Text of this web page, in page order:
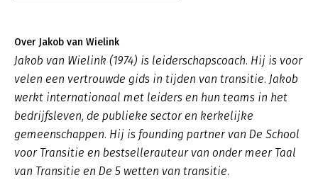
Over Jakob van Wielink
Jakob van Wielink (1974) is leiderschapscoach. Hij is voor
velen een vertrouwde gids in tijden van transitie. Jakob
werkt internationaal met leiders en hun teams in het
bedrijfsleven, de publieke sector en kerkelijke
gemeenschappen. Hij is founding partner van De School
voor Transitie en bestsellerauteur van onder meer Taal
van Transitie en De 5 wetten van transitie.